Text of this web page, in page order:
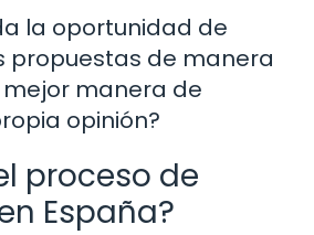
la oportunidad de
propuestas de manera
manera de
opinión?
proceso de
España?